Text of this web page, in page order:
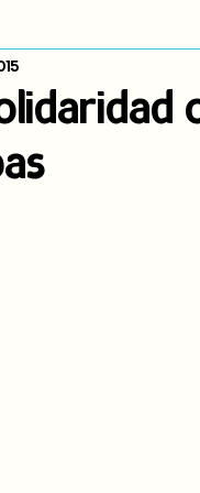
de consulta previa